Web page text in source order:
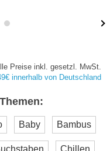
Preise inkl. gesetzl. MwSt.
innerhalb von Deutschland
Baby Bambus
Chillen